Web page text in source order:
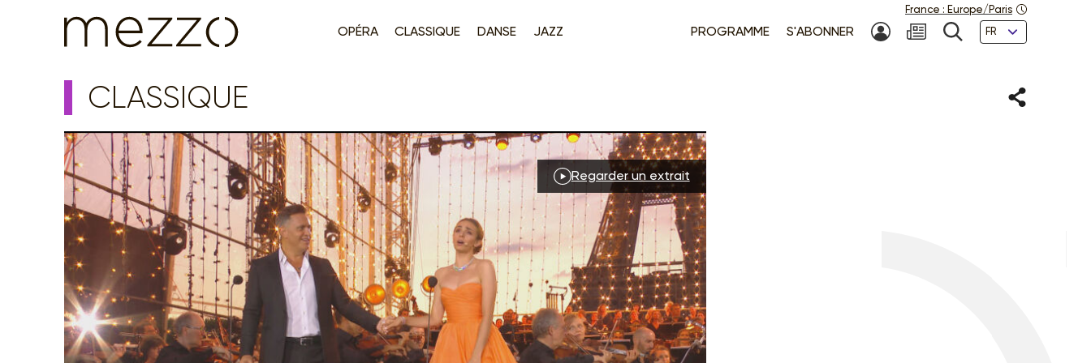
OPÉRA CLASSIQUE DANSE JAZZ PROGRAMME S'ABONNER MON COMPTE
NEWSLETTER
RECHERCHE
Langues
France : Europe/Paris
CLASSIQUE Partager
Regarder un extrait